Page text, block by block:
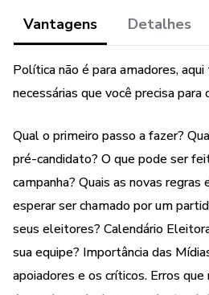
Vantagens Detalhes
Política não é para amadores,
necessárias que você precisa
Qual o primeiro passo a fazer?
pré-candidato? O que pode ser
campanha? Quais as novas
esperar ser chamado por um
seus eleitores? Calendário
sua equipe? Importância das
apoiadores e os críticos. Erros